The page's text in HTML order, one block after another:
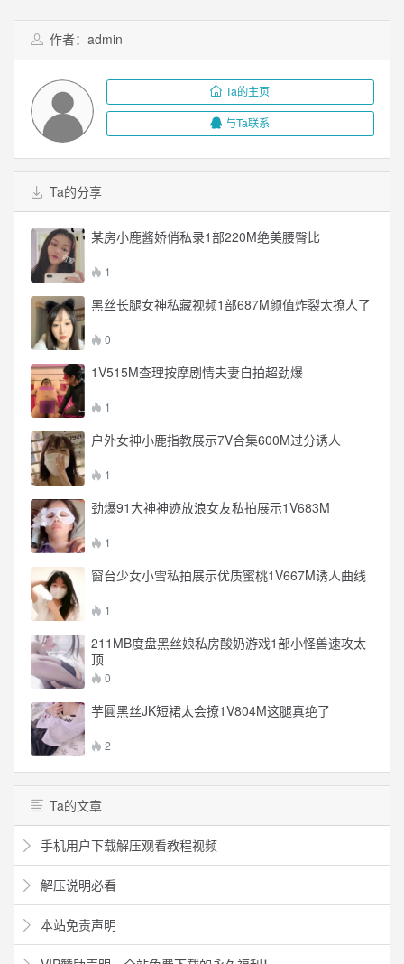
作者：admin
Ta的主页
与Ta联系
Ta的分享
某房小鹿酱娇俏私录1部220M绝美腰臀比
1
黑丝长腿女神私藏视频1部687M颜值炸裂太撩人了
0
1V515M查理按摩剧情夫妻自拍超劲爆
1
户外女神小鹿指教展示7V合集600M过分诱人
1
劲爆91大神神迹放浪女友私拍展示1V683M
1
窗台少女小雪私拍展示优质蜜桃1V667M诱人曲线
1
211MB度盘黑丝娘私房酸奶游戏1部小怪兽速攻太
顶
0
芋圓黑丝JK短裙太会撩1V804M这腿真绝了
2
Ta的文章
手机用户下载解压观看教程视频
解压说明必看
本站免责声明